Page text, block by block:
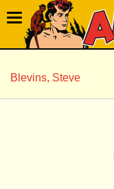
Blevins, Steve